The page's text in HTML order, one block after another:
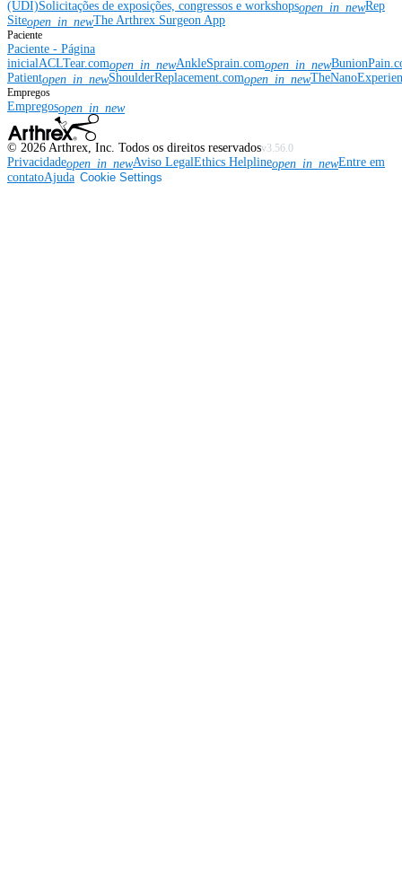
(UDI)Solicitações de exposições, congressos e workshopsopen_in_newRep
Siteopen_in_newThe Arthrex Surgeon App
Paciente
Paciente - Página
inicialACLTear.comopen_in_newAnkleSprain.comopen_in_new
Patientopen_in_newShoulderReplacement.comopen_in_new
Empregos
Empregosopen_in_new
© 2026 Arthrex, Inc. Todos os direitos reservadosv3.56.0
Privacidadeopen_in_newAviso LegalEthics Helplineopen_in_newEntre em
contatoAjuda Cookie Settings